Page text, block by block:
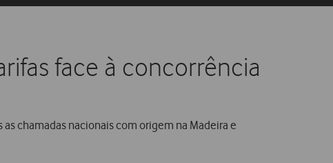
face à concorrência
chamadas nacionais com origem na Madeira e